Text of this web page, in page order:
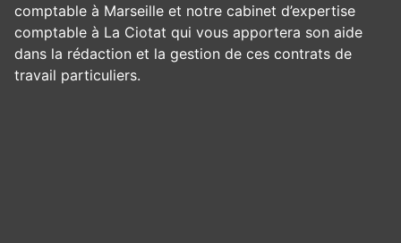
comptable à Marseille et notre cabinet d’expertise
comptable à La Ciotat qui vous apportera son aide
dans la rédaction et la gestion de ces contrats de
travail particuliers.